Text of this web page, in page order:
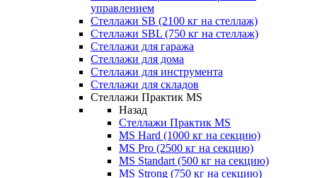
управлением
Стеллажи SB (2100 кг на стеллаж)
Стеллажи SBL (750 кг на стеллаж)
Стеллажи для гаража
Стеллажи для дома
Стеллажи для инструмента
Стеллажи для складов
Стеллажи Практик MS
Назад
Стеллажи Практик MS
MS Hard (1000 кг на секцию)
MS Pro (2500 кг на секцию)
MS Standart (500 кг на секцию)
MS Strong (750 кг на секцию)